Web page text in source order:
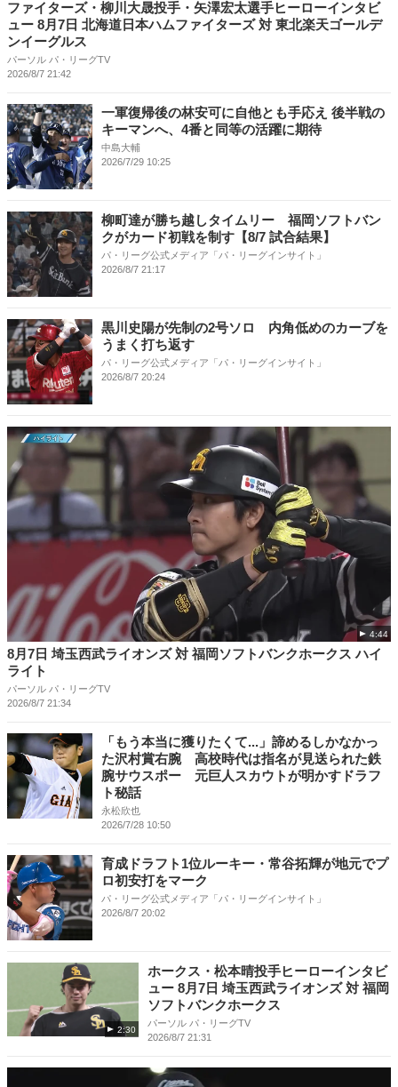
ファイターズ・柳川大晟投手・矢澤宏太選手ヒーローインタビ
ュー 8月7日 北海道日本ハムファイターズ 対 東北楽天ゴールデ
ンイーグルス
パーソル パ・リーグTV
2026/8/7 21:42
一軍復帰後の林安可に自他とも手応え 後半戦の
キーマンへ、4番と同等の活躍に期待
中島大輔
2026/7/29 10:25
柳町達が勝ち越しタイムリー 福岡ソフトバン
クがカード初戦を制す【8/7 試合結果】
パ・リーグ公式メディア「パ・リーグインサイト」
2026/8/7 21:17
黒川史陽が先制の2号ソロ 内角低めのカーブを
うまく打ち返す
パ・リーグ公式メディア「パ・リーグインサイト」
2026/8/7 20:24
4:44
8月7日 埼玉西武ライオンズ 対 福岡ソフトバンクホークス ハイ
ライト
パーソル パ・リーグTV
2026/8/7 21:34
「もう本当に獲りたくて...」諦めるしかなかっ
た沢村賞右腕 高校時代は指名が見送られた鉄
腕サウスポー 元巨人スカウトが明かすドラフ
ト秘話
永松欣也
2026/7/28 10:50
育成ドラフト1位ルーキー・常谷拓輝が地元でプ
ロ初安打をマーク
パ・リーグ公式メディア「パ・リーグインサイト」
2026/8/7 20:02
2:30
ホークス・松本晴投手ヒーローインタビ
ュー 8月7日 埼玉西武ライオンズ 対 福岡
ソフトバンクホークス
パーソル パ・リーグTV
2026/8/7 21:31